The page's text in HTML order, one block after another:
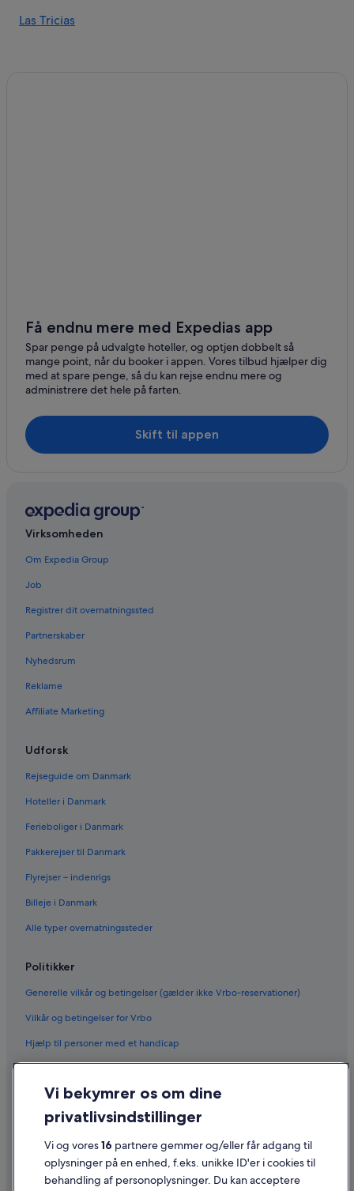
Las Tricias
Få endnu mere med Expedias app
Spar penge på udvalgte hoteller, og optjen dobbelt så
mange point, når du booker i appen. Vores tilbud hjælper dig
med at spare penge, så du kan rejse endnu mere og
administrere det hele på farten.
Skift til appen
Virksomheden
Om Expedia Group
Job
Registrer dit overnatningssted
Partnerskaber
Nyhedsrum
Reklame
Affiliate Marketing
Udforsk
Rejseguide om Danmark
Hoteller i Danmark
Ferieboliger i Danmark
Pakkerejser til Danmark
Flyrejser – indenrigs
Billeje i Danmark
Alle typer overnatningssteder
Politikker
Generelle vilkår og betingelser (gælder ikke Vrbo-reservationer)
Vilkår og betingelser for Vrbo
Hjælp til personer med et handicap
Fortrolighed
Cookies
Generelle vilkår for brug
Juridiske oplysninger/Kontakt os
Retningslinjer for indhold og indberetning af indhold
Vi bekymrer os om dine
privatlivsindstillinger
Vi og vores16 partnere gemmer og/eller får adgang til
oplysninger på en enhed, f.eks. unikke ID'er i cookies til
behandling af personoplysninger. Du kan acceptere